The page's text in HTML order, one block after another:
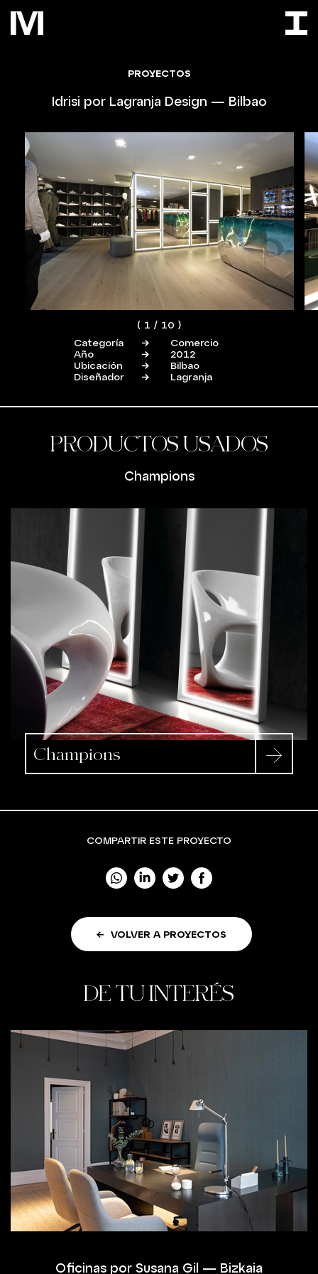
PROYECTOS
Idrisi por Lagranja Design — Bilbao
( 1 / 10 )
Categoría
Comercio
Año
2012
Ubicación
Bilbao
Diseñador
Lagranja
PRODUCTOS USADOS
Champions
Champions
COMPARTIR ESTE PROYECTO
VOLVER A PROYECTOS
DE TU INTERÉS
Oficinas por Susana Gil — Bizkaia